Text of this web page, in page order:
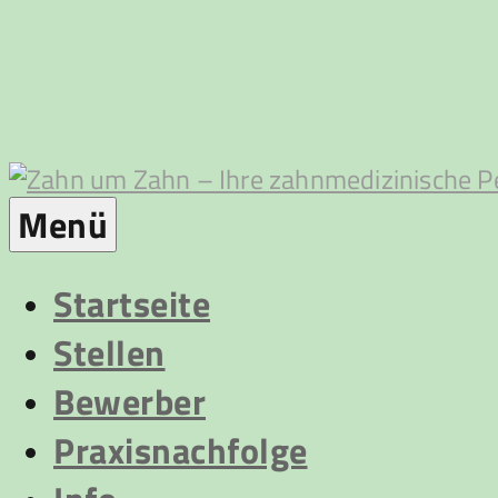
Zahn
um
Zahn
Menü
Startseite
Stellen
Bewerber
Praxisnachfolge